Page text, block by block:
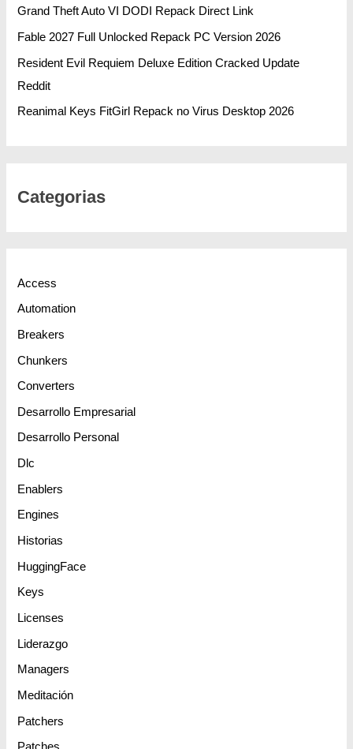
Grand Theft Auto VI DODI Repack Direct Link
Fable 2027 Full Unlocked Repack PC Version 2026
Resident Evil Requiem Deluxe Edition Cracked Update
Reddit
Reanimal Keys FitGirl Repack no Virus Desktop 2026
Categorias
Access
Automation
Breakers
Chunkers
Converters
Desarrollo Empresarial
Desarrollo Personal
Dlc
Enablers
Engines
Historias
HuggingFace
Keys
Licenses
Liderazgo
Managers
Meditación
Patchers